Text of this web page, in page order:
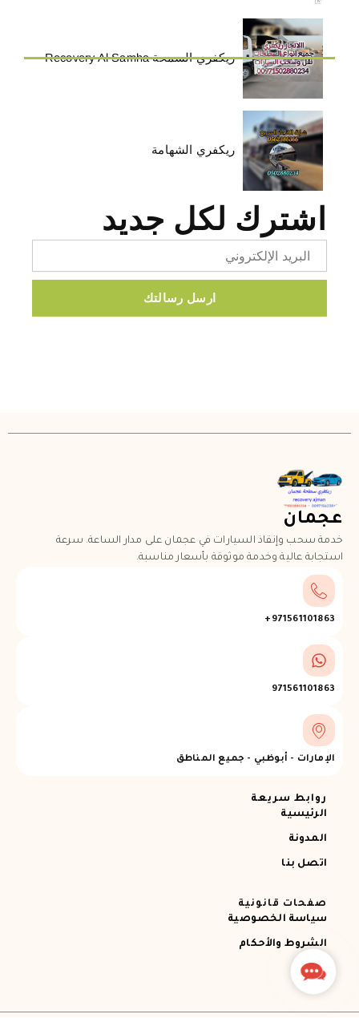
ريكفري السمحة Recovery Al Samha
ريكفري الشهامة
اشترك لكل جديد
ارسل رسالتك
عجمان
خدمة سحب وإنقاذ السيارات في عجمان على مدار الساعة. سرعة
استجابة عالية وخدمة موثوقة بأسعار مناسبة.
971561101863+
971561101863
الإمارات - أبوظبي - جميع المناطق
روابط سريعة
الرئيسية
المدونة
اتصل بنا
صفحات قانونية
سياسة الخصوصية
الشروط والأحكام
Contact
Us